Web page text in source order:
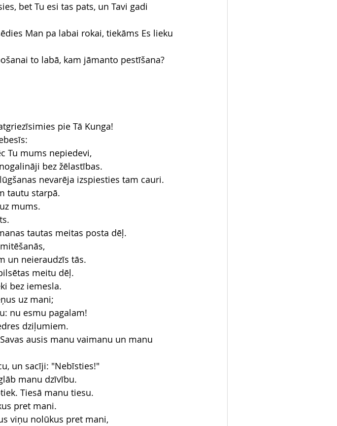
bet Tu esi tas pats, un Tavi gadi
Man pa labai rokai, tiekāms Es lieku
to labā, kam jāmanto pestīšana?
pie Tā Kunga!
Tu mums nepiedevi,
bez žēlastības.
nevarēja izspiesties tam cauri.
tautu starpā.
mums.
tautas meitas posta dēļ.
un neieraudzīs tās.
meitu dēļ.
bez iemesla.
uz mani;
nu esmu pagalam!
dziļumiem.
ausis manu vaimanu un manu
un sacīji: "Nebīsties!"
manu dzīvību.
Tiesā manu tiesu.
pret mani.
viņu nolūkus pret mani,